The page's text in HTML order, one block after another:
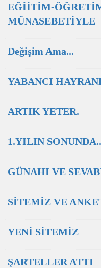
EĞİİTİM-
MÜNASEBETİYLE
Değişim Ama...
YABANCI
ARTIK YETER.
1.YILIN
GÜNAHI VE
SİTEMİZ VE
YENİ SİTEMİZ
ŞARTELLER ATTI